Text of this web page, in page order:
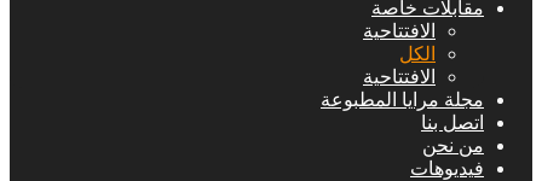
مقابلات خاصة
الافتتاحیة
الكل
الافتتاحیة
مجلة مرايا المطبوعة
اتصل بنا
من نحن
فيديوهات